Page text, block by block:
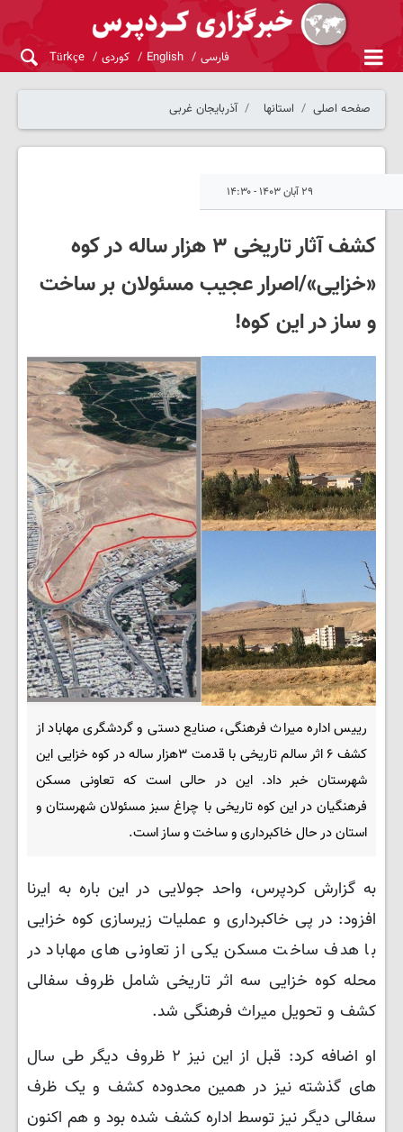
فارسی English کوردی Türkçe
صفحه اصلی استانها آذربایجان غربی
۲۹ آبان ۱۴۰۳ - ۱۴:۳۰
کشف آثار تاریخی ٣ هزار ساله در کوه
«خزایی»/اصرار عجیب مسئولان بر ساخت
و ساز در این کوه!
رییس اداره میراث فرهنگی، صنایع دستی و گردشگری مهاباد از
کشف ۶ اثر سالم تاریخی با قدمت ٣هزار ساله در کوه خزایی این
شهرستان خبر داد. این در حالی است که تعاونی مسکن
فرهنگیان در این کوه تاریخی با چراغ سبز مسئولان شهرستان و
استان در حال خاکبرداری و ساخت و ساز است.
به گزارش کردپرس، واحد جولایی در این باره به ایرنا
افزود: در پی خاکبرداری و عملیات زیرسازی کوه خزایی
با هدف ساخت مسکن یکی از تعاونی های مهاباد در
محله کوه خزایی سه اثر تاریخی شامل ظروف سفالی
کشف و تحویل میراث فرهنگی شد.
او اضافه کرد: قبل از این نیز ۲ ظروف دیگر طی سال
های گذشته نیز در همین محدوده کشف و یک ظرف
سفالی دیگر نیز توسط اداره کشف شده بود و هم اکنون